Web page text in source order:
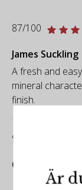
87/100
James Suckling
A fresh and
mineral
finish.
90/100
CellarTracker
Är